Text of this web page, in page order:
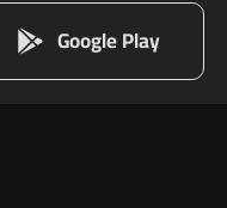
Google Play